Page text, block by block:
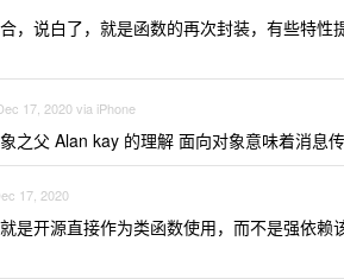
，说白了，就是函数的再次封装，有些特
17, 2020 via iPhone
之父 Alan kay 的理解 面向对象意味着消息
17, 2020
是开源直接作为类函数使用，而不是强依